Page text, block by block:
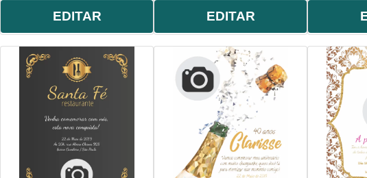
EDITAR EDITAR